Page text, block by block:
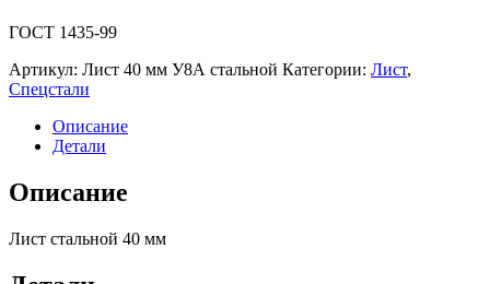
ГОСТ 1435-99
Артикул: Лист 40 мм У8А стальной Категории: Лист,
Спецстали
Описание
Детали
Описание
Лист стальной 40 мм